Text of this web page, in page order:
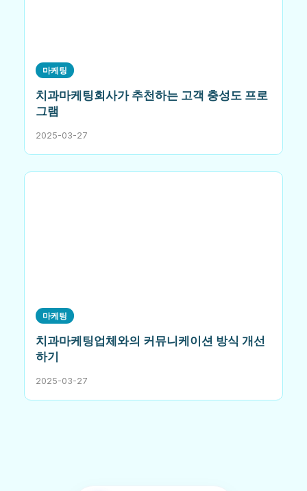
마케팅
치과마케팅회사가 추천하는 고객 충성도 프로
그램
2025-03-27
마케팅
치과마케팅업체와의 커뮤니케이션 방식 개선
하기
2025-03-27